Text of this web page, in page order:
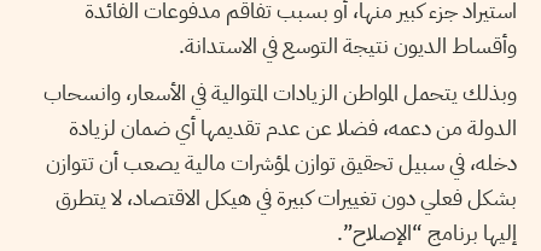
استيراد جزء كبير منها، أو بسبب تفاقم مدفوعات الفائدة
وأقساط الديون نتيجة التوسع في الاستدانة.
وبذلك يتحمل المواطن الزيادات المتوالية في الأسعار، وانسحاب
الدولة من دعمه، فضلا عن عدم تقديمها أي ضمان لزيادة
دخله، في سبيل تحقيق توازن لمؤشرات مالية يصعب أن تتوازن
بشكل فعلي دون تغييرات كبيرة في هيكل الاقتصاد، لا يتطرق
إليها برنامج “الإصلاح”.